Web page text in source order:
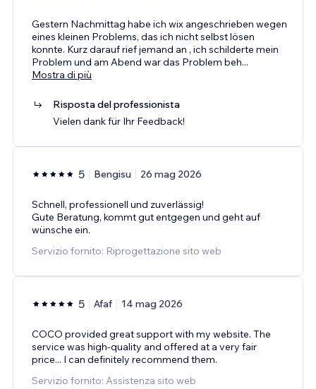
Gestern Nachmittag habe ich wix angeschrieben wegen
eines kleinen Problems, das ich nicht selbst lösen
konnte. Kurz darauf rief jemand an , ich schilderte mein
Problem und am Abend war das Problem beh...
Mostra di più
Risposta del professionista
Vielen dank für Ihr Feedback!
5 Bengisu 26 mag 2026
Schnell, professionell und zuverlässig!
Gute Beratung, kommt gut entgegen und geht auf
wünsche ein.
Servizio fornito: Riprogettazione sito web
5 Afaf 14 mag 2026
COCO provided great support with my website. The
service was high-quality and offered at a very fair
price... I can definitely recommend them.
Servizio fornito: Assistenza sito web